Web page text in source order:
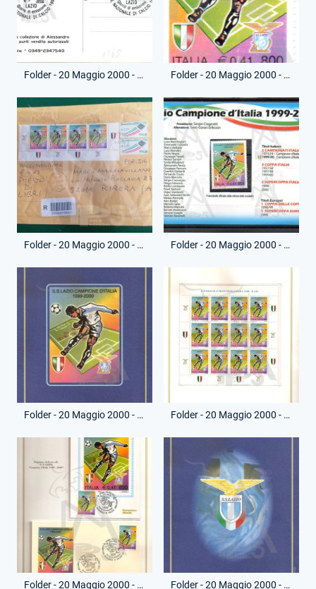
Folder - 20 Maggio 2000 - Cartolina - Vittoria Campionato - Alessandro Nesta - (Retro) Folder - 20 Maggio 2000 - Francobollo Poste Italiane - Vittoria Campionato
Folder - 20 Maggio 2000 - Francobolli Poste Italiane - Vittoria Campionato Folder - 20 Maggio 2000 - Contenitore Prima Emissione - Vittoria Campionato
Folder - 20 Maggio 2000 - Poste Italiane - Vittoria Campionato - (Fronte) Folder - 20 Maggio 2000 - Poste Italiane - Vittoria Campionato - (Interno - 1)
Folder - 20 Maggio 2000 - Poste Italiane - Vittoria Campionato - (Interno - 2) Folder - 20 Maggio 2000 - Poste Italiane - Vittoria Campionato - (Retro)